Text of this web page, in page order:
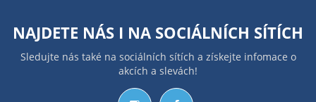
NAJDETE NÁS I NA SOCIÁLNÍCH SÍTÍCH
Sledujte nás také na sociálních sítích a získejte infomace o
akcích a slevách!